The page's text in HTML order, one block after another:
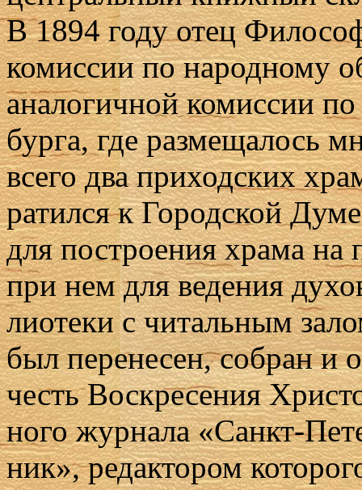
В 1894 го­ду отец
ко­мис­сии по на­род­но­му
ана­ло­гич­ной ко­мис­сии
бур­га, где раз­ме­ща­лось
все­го два при­ход­ских
ра­тил­ся к Го­род­ской
для по­стро­е­ния хра­ма на
при нем для ве­де­ния
лио­те­ки с чи­таль­ным
был пе­ре­не­сен, со­бран и
честь Вос­кре­се­ния
но­го жур­на­ла «Санкт-
ник», ре­дак­то­ром